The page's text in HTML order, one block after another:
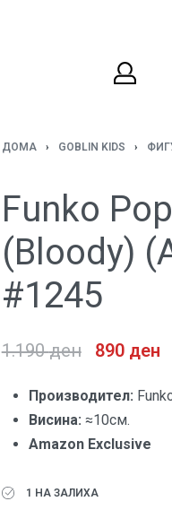
ДОМА › GOBLIN KIDS ›
Funko
(Bloody)
#1245
1.190ден 890 ден
Производител:
Висина: ≈10см.
Amazon Exclusive
1 НА ЗАЛИХА